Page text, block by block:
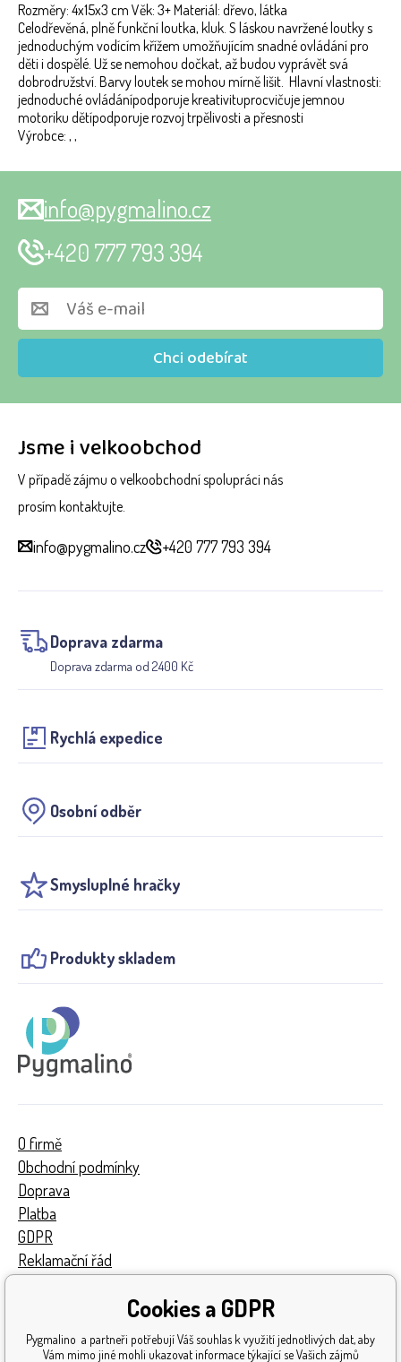
Rozměry: 4x15x3 cm Věk: 3+ Materiál: dřevo, látka
Celodřevěná, plně funkční loutka, kluk. S láskou navržené loutky s
jednoduchým vodícím křížem umožňujícím snadné ovládání pro
děti i dospělé. Už se nemohou dočkat, až budou vyprávět svá
dobrodružství. Barvy loutek se mohou mírně lišit. Hlavní vlastnosti:
jednoduché ovládánípodporuje kreativituprocvičuje jemnou
motoriku dětípodporuje rozvoj trpělivosti a přesnosti
Výrobce: , ,
Jsme i velkoobchod
V případě zájmu o velkoobchodní spolupráci nás
prosím kontaktujte.
info@pygmalino.cz +420 777 793 394
Doprava zdarma
Doprava zdarma od 2400 Kč
Rychlá expedice
Osobní odběr
Smysluplné hračky
Produkty skladem
Chci odebírat
info@pygmalino.cz
+420 777 793 394
O firmě
Obchodní podmínky
Doprava
Platba
GDPR
Reklamační řád
Získaná ocenění
Katalog hraček
Cookies a GDPR
Pygmalino a partneři potřebují Váš souhlas k využití jednotlivých dat, aby
Vám mimo jiné mohli ukazovat informace týkající se Vašich zájmů